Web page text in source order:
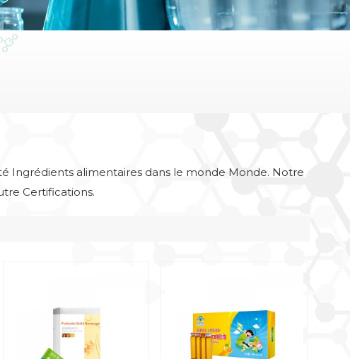
Ingrédients alimentaires dans le monde Monde. Notre
Certifications.